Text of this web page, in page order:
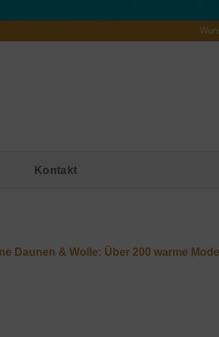
Kontakt
Daunen & Wolle: Über 200 warme